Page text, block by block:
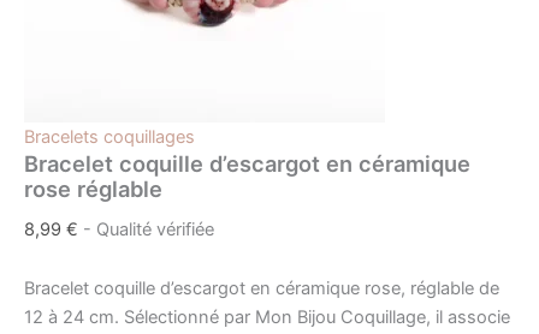
Bracelets coquillages
Bracelet coquille d’escargot en céramique
rose réglable
8,99 € - Qualité vérifiée
Bracelet coquille d’escargot en céramique rose, réglable de
12 à 24 cm. Sélectionné par Mon Bijou Coquillage, il associe